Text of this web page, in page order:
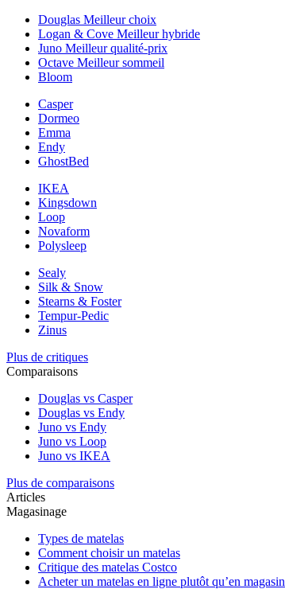
Douglas Meilleur choix
Logan & Cove Meilleur hybride
Juno Meilleur qualité-prix
Octave Meilleur sommeil
Bloom
Casper
Dormeo
Emma
Endy
GhostBed
IKEA
Kingsdown
Loop
Novaform
Polysleep
Sealy
Silk & Snow
Stearns & Foster
Tempur-Pedic
Zinus
Plus de critiques
Comparaisons
Douglas vs Casper
Douglas vs Endy
Juno vs Endy
Juno vs Loop
Juno vs IKEA
Plus de comparaisons
Articles
Magasinage
Types de matelas
Comment choisir un matelas
Critique des matelas Costco
Acheter un matelas en ligne plutôt qu’en magasin